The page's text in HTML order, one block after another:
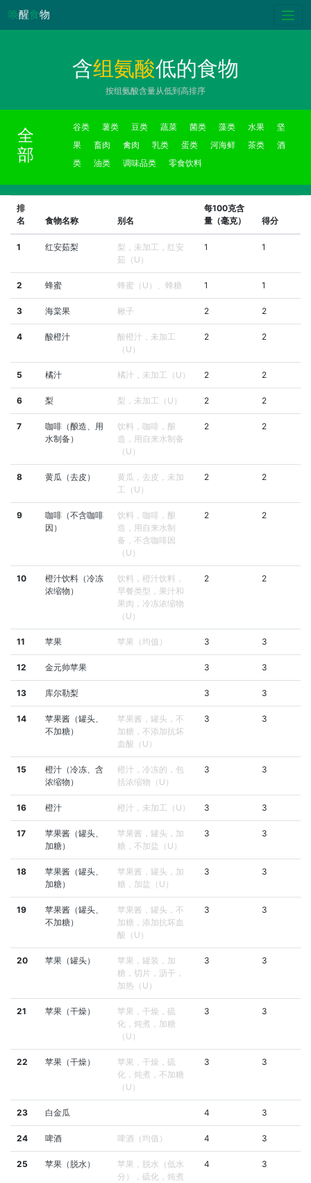
唤醒食物
含组氨酸低的食物
按组氨酸含量从低到高排序
全
部
谷类 薯类 豆类 蔬菜 菌类 藻类 水果
坚
果
畜肉 禽肉 乳类 蛋类 河海鲜 茶类
酒
类
油类 调味品类 零食饮料
排
名
食物名称 别名
每100克含
量（毫克）
得分
1 红安茹梨
梨，未加工，红安
茹（U）
1 1
2 蜂蜜 蜂蜜（U）、蜂糖 1 1
3 海棠果 楸子 2 2
4 酸橙汁
酸橙汁，未加工
（U）
2 2
5 橘汁 橘汁，未加工（U） 2 2
6 梨 梨，未加工（U） 2 2
7
咖啡（酿造、用
水制备）
饮料，咖啡，酿
造，用自来水制备
（U）
2 2
8 黄瓜（去皮）
黄瓜，去皮，未加
工（U）
2 2
9
咖啡（不含咖啡
因）
饮料，咖啡，酿
造，用自来水制
备，不含咖啡因
（U）
2 2
10
橙汁饮料（冷冻
浓缩物）
饮料，橙汁饮料，
早餐类型，果汁和
果肉，冷冻浓缩物
（U）
2 2
11 苹果 苹果（均值） 3 3
12 金元帅苹果 3 3
13 库尔勒梨 3 3
14
苹果酱（罐头、
不加糖）
苹果酱，罐头，不
加糖，不添加抗坏
血酸（U）
3 3
15
橙汁（冷冻、含
浓缩物）
橙汁，冷冻的，包
括浓缩物（U）
3 3
16 橙汁 橙汁，未加工（U） 3 3
17
苹果酱（罐头、
加糖）
苹果酱，罐头，加
糖，不加盐（U）
3 3
18
苹果酱（罐头、
加糖）
苹果酱，罐头，加
糖，加盐（U）
3 3
19
苹果酱（罐头、
不加糖）
苹果酱，罐头，不
加糖，添加抗坏血
酸（U）
3 3
20 苹果（罐头）
苹果，罐装，加
糖，切片，沥干，
加热（U）
3 3
21 苹果（干燥）
苹果，干燥，硫
化，炖煮，加糖
（U）
3 3
22 苹果（干燥）
苹果，干燥，硫
化，炖煮，不加糖
（U）
3 3
23 白金瓜 4 3
24 啤酒 啤酒（均值） 4 3
25 苹果（脱水）
苹果，脱水（低水
分），硫化，炖煮
4 3